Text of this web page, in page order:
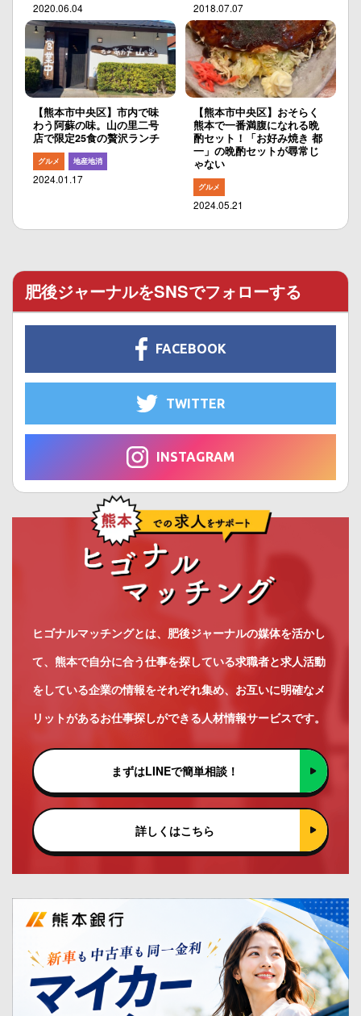
2020.06.04 2018.07.07
【熊本市中央区】市内で味
わう阿蘇の味。山の里二号
店で限定25食の贅沢ランチ
グルメ 地産地消
2024.01.17
【熊本市中央区】おそらく
熊本で一番満腹になれる晩
酌セット！「お好み焼き 都
一」の晩酌セットが尋常じ
ゃない
グルメ
2024.05.21
肥後ジャーナルをSNSでフォローする
FACEBOOK
TWITTER
INSTAGRAM
ヒゴナルマッチングとは、肥後ジャーナルの媒体を活かし
て、熊本で自分に合う仕事を探している求職者と求人活動
をしている企業の情報をそれぞれ集め、お互いに明確なメ
リットがあるお仕事探しができる人材情報サービスです。
まずはLINEで簡単相談！
詳しくはこちら